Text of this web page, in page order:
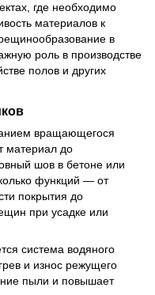
где необходимо
материалов к
в
роль в производстве
полов и других
вращающегося
материал до
шов в бетоне или
функций — от
покрытия до
при усадке или
система водяного
и износ режущего
пыли и повышает